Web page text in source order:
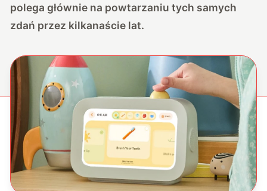
polega głównie na powtarzaniu tych samych
zdań przez kilkanaście lat.